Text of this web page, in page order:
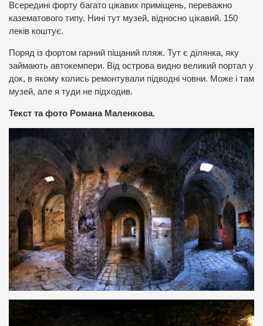
Всередині форту багато цікавих приміщень, переважно
казематового типу. Нині тут музей, відносно цікавий. 150
леків коштує.
Поряд із фортом гарний піщаний пляж. Тут є ділянка, яку
займають автокемпери. Від острова видно великий портал у
док, в якому колись ремонтували підводні човни. Може і там
музей, але я туди не підходив.
Текст та фото Романа Маленкова.